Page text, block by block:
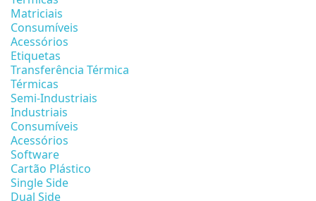
Matriciais
Consumíveis
Acessórios
Etiquetas
Transferência Térmica
Térmicas
Semi-Industriais
Industriais
Consumíveis
Acessórios
Software
Cartão Plástico
Single Side
Dual Side